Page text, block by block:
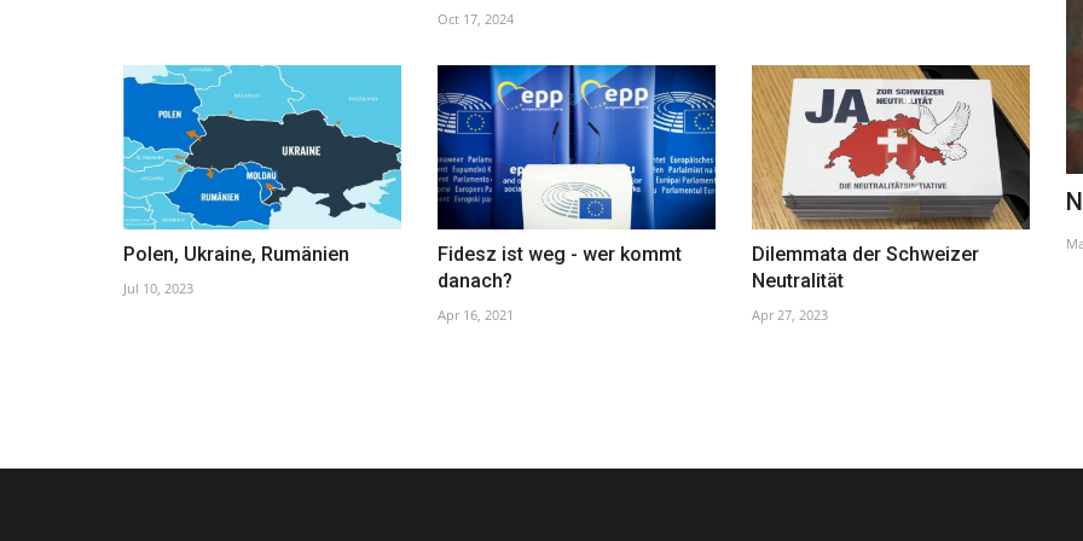
Oct 17, 2024
Polen, Ukraine, Rumänien
Jul 10, 2023
Fidesz ist weg - wer kommt
danach?
Apr 16, 2021
Dilemmata der Schweizer
Neutralität
Apr 27, 2023
267. Papst Leo XIV.: Eine Biografie
May 9, 2025
„Gestezahlung“ für 3.300 NS-Opfer
Sep 20, 2024